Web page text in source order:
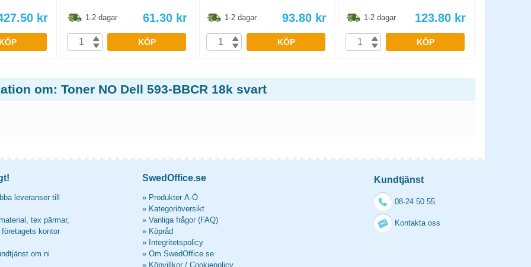
kr
KÖP
1-2 dagar 61.30 kr
KÖP
1-2 dagar 93.80 kr
KÖP
1-2 dagar 123.80 kr
KÖP
om: Toner NO Dell 593-BBCR 18k svart
leveranser till
tex pärmar,
kontor
om ni
SwedOffice.se
» Produkter A-Ö
» Kategoriöversikt
» Vanliga frågor (FAQ)
» Köpråd
» Integritetspolicy
» Om SwedOffice.se
» Köpvillkor / Cookiepolicy
Kundtjänst
08-24 50 55
Kontakta oss